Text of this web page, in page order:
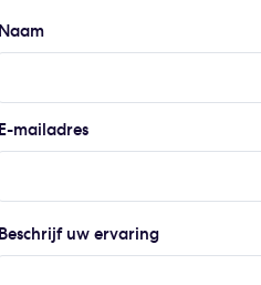
Naam
E-mailadres
Beschrijf uw ervaring